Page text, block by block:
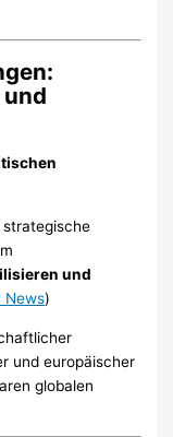
strategische
und
News)
und europäischer
globalen